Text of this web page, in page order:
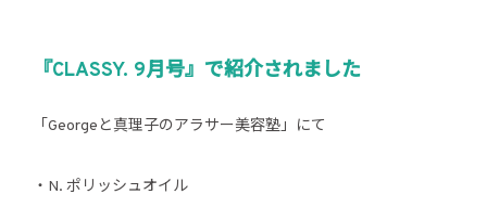
『CLASSY. 9月号』で紹介されました
「Georgeと真理子のアラサー美容塾」にて
・N. ポリッシュオイル